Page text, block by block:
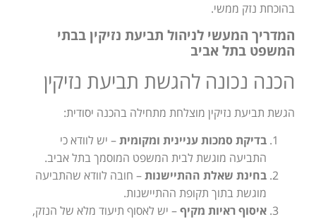
בהוכחת נזק ממשי.
המדריך המעשי לניהול תביעת נזיקין בבתי
המשפט בתל אביב
הכנה נכונה להגשת תביעת נזיקין
הגשת תביעת נזיקין מוצלחת מתחילה בהכנה יסודית:
בדיקת סמכות עניינית ומקומית– יש לוודא כי
התביעה מוגשת לבית המשפט המוסמך בתל אביב.
בחינת שאלת ההתיישנות– חובה לוודא שהתביעה
מוגשת בתוך תקופת ההתיישנות.
איסוף ראיות מקיף– יש לאסוף תיעוד מלא של הנזק,